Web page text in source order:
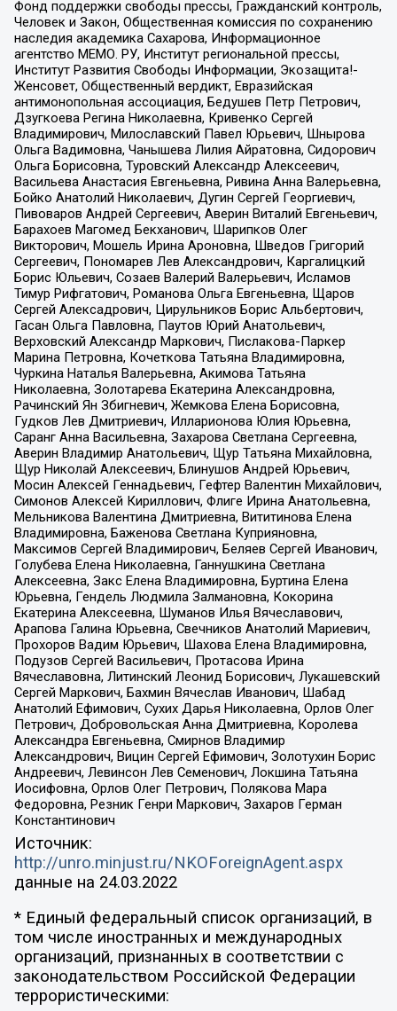
Фонд поддержки свободы прессы, Гражданский контроль,
Человек и Закон, Общественная комиссия по сохранению
наследия академика Сахарова, Информационное
агентство МЕМО. РУ, Институт региональной прессы,
Институт Развития Свободы Информации, Экозащита!-
Женсовет, Общественный вердикт, Евразийская
антимонопольная ассоциация, Бедушев Петр Петрович,
Дзугкоева Регина Николаевна, Кривенко Сергей
Владимирович, Милославский Павел Юрьевич, Шнырова
Ольга Вадимовна, Чанышева Лилия Айратовна, Сидорович
Ольга Борисовна, Туровский Александр Алексеевич,
Васильева Анастасия Евгеньевна, Ривина Анна Валерьевна,
Бойко Анатолий Николаевич, Дугин Сергей Георгиевич,
Пивоваров Андрей Сергеевич, Аверин Виталий Евгеньевич,
Барахоев Магомед Бекханович, Шарипков Олег
Викторович, Мошель Ирина Ароновна, Шведов Григорий
Сергеевич, Пономарев Лев Александрович, Каргалицкий
Борис Юльевич, Созаев Валерий Валерьевич, Исламов
Тимур Рифгатович, Романова Ольга Евгеньевна, Щаров
Сергей Алексадрович, Цирульников Борис Альбертович,
Гасан Ольга Павловна, Паутов Юрий Анатольевич,
Верховский Александр Маркович, Пислакова-Паркер
Марина Петровна, Кочеткова Татьяна Владимировна,
Чуркина Наталья Валерьевна, Акимова Татьяна
Николаевна, Золотарева Екатерина Александровна,
Рачинский Ян Збигневич, Жемкова Елена Борисовна,
Гудков Лев Дмитриевич, Илларионова Юлия Юрьевна,
Саранг Анна Васильевна, Захарова Светлана Сергеевна,
Аверин Владимир Анатольевич, Щур Татьяна Михайловна,
Щур Николай Алексеевич, Блинушов Андрей Юрьевич,
Мосин Алексей Геннадьевич, Гефтер Валентин Михайлович,
Симонов Алексей Кириллович, Флиге Ирина Анатольевна,
Мельникова Валентина Дмитриевна, Вититинова Елена
Владимировна, Баженова Светлана Куприяновна,
Максимов Сергей Владимирович, Беляев Сергей Иванович,
Голубева Елена Николаевна, Ганнушкина Светлана
Алексеевна, Закс Елена Владимировна, Буртина Елена
Юрьевна, Гендель Людмила Залмановна, Кокорина
Екатерина Алексеевна, Шуманов Илья Вячеславович,
Арапова Галина Юрьевна, Свечников Анатолий Мариевич,
Прохоров Вадим Юрьевич, Шахова Елена Владимировна,
Подузов Сергей Васильевич, Протасова Ирина
Вячеславовна, Литинский Леонид Борисович, Лукашевский
Сергей Маркович, Бахмин Вячеслав Иванович, Шабад
Анатолий Ефимович, Сухих Дарья Николаевна, Орлов Олег
Петрович, Добровольская Анна Дмитриевна, Королева
Александра Евгеньевна, Смирнов Владимир
Александрович, Вицин Сергей Ефимович, Золотухин Борис
Андреевич, Левинсон Лев Семенович, Локшина Татьяна
Иосифовна, Орлов Олег Петрович, Полякова Мара
Федоровна, Резник Генри Маркович, Захаров Герман
Константинович
Источник:
http://unro.minjust.ru/NKOForeignAgent.aspx
данные на 24.03.2022
* Единый федеральный список организаций, в
том числе иностранных и международных
организаций, признанных в соответствии с
законодательством Российской Федерации
террористическими: